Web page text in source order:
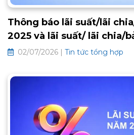
Thông báo lãi suất/lãi
2025 và lãi suất/ lãi chia/
2026 các hợp đồng bảo
02/07/2026 | Tin tức tổng hợp